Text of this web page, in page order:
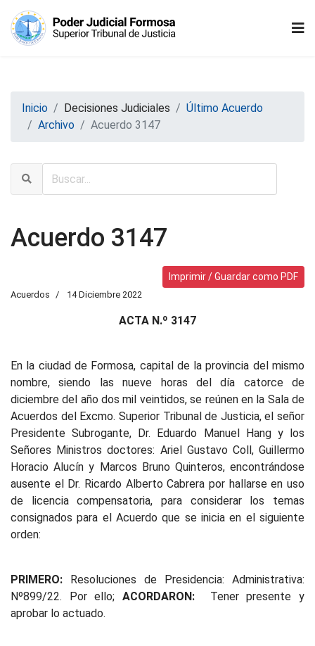
Inicio Decisiones Judiciales
Último Acuerdo
Archivo
Acuerdo 3147
Acuerdo 3147
Imprimir / Guardar como PDF
Acuerdos 14 Diciembre 2022
ACTA N.º 3147
En la ciudad de Formosa, capital de la provincia del mismo
nombre, siendo las nueve horas del día catorce de
diciembre del año dos mil veintidos, se reúnen en la Sala de
Acuerdos del Excmo. Superior Tribunal de Justicia, el señor
Presidente Subrogante, Dr. Eduardo Manuel Hang y los
Señores Ministros doctores: Ariel Gustavo Coll, Guillermo
Horacio Alucín y Marcos Bruno Quinteros, encontrándose
ausente el Dr. Ricardo Alberto Cabrera por hallarse en uso
de licencia compensatoria, para considerar los temas
consignados para el Acuerdo que se inicia en el siguiente
orden:
PRIMERO: Resoluciones de Presidencia: Administrativa:
Nº899/22. Por ello;ACORDARON: Tener presente y
aprobar lo actuado.